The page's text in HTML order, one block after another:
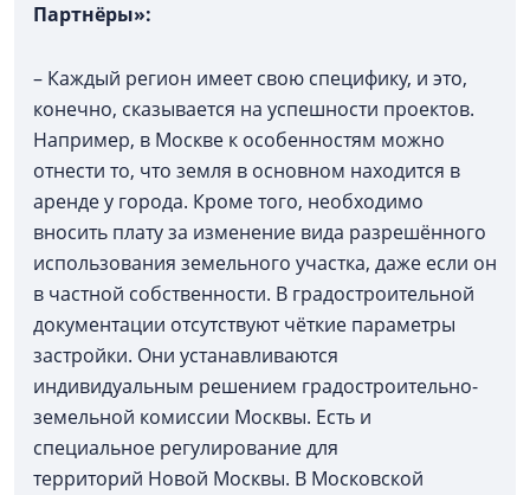
Партнёры»:
– Каждый регион имеет свою специфику, и это,
конечно, сказывается на успешности проектов.
Например, в Москве к особенностям можно
отнести то, что земля в основном находится в
аренде у города. Кроме того, необходимо
вносить плату за изменение вида разрешённого
использования земельного участка, даже если он
в частной собственности. В градостроительной
документации отсутствуют чёткие параметры
застройки. Они устанавливаются
индивидуальным решением градостроительно-
земельной комиссии Москвы. Есть и
специальное регулирование для
территорий Новой Москвы. В Московской